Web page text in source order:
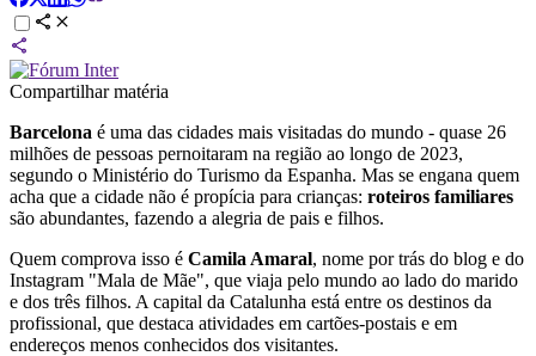
Compartilhar matéria
Barcelona é uma das cidades mais visitadas do mundo - quase 26
milhões de pessoas pernoitaram na região ao longo de 2023,
segundo o Ministério do Turismo da Espanha. Mas se engana quem
acha que a cidade não é propícia para crianças: roteiros familiares
são abundantes, fazendo a alegria de pais e filhos.
Quem comprova isso é Camila Amaral, nome por trás do blog e do
Instagram "Mala de Mãe", que viaja pelo mundo ao lado do marido
e dos três filhos. A capital da Catalunha está entre os destinos da
profissional, que destaca atividades em cartões-postais e em
endereços menos conhecidos dos visitantes.